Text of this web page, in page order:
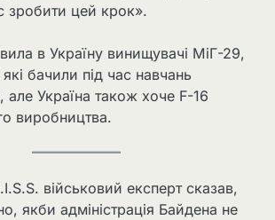
зробити цей крок».
в Україну винищувачі МіГ-29,
бачили під час навчань
але Україна також хоче F-16
виробництва.
військовий експерт сказав,
якби адміністрація Байдена не